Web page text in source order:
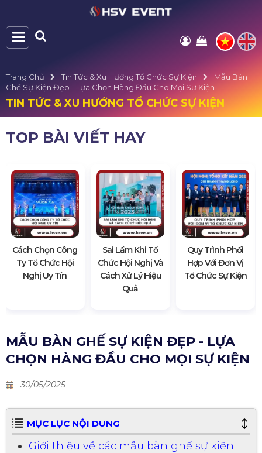
Trang Chủ Tin Tức & Xu Hướng Tổ Chức Sự Kiện
Mẫu Bàn
Ghế Sự Kiện Đẹp - Lựa Chọn Hàng Đầu Cho Mọi Sự Kiện
TIN TỨC & XU HƯỚNG TỔ CHỨC SỰ KIỆN
TOP BÀI VIẾT HAY
Cách Chọn Công
Ty Tổ Chức Hội
Nghị Uy Tín
Sai Lầm Khi Tổ
Chức Hội Nghị Và
Cách Xử Lý Hiệu
Quả
Quy Trình Phối
Hợp Với Đơn Vị
Tổ Chức Sự Kiện
MẪU BÀN GHẾ SỰ KIỆN ĐẸP - LỰA
CHỌN HÀNG ĐẦU CHO MỌI SỰ KIỆN
30/05/2025
MỤC LỤC NỘI DUNG
Giới thiệu về các mẫu bàn ghế sự kiện